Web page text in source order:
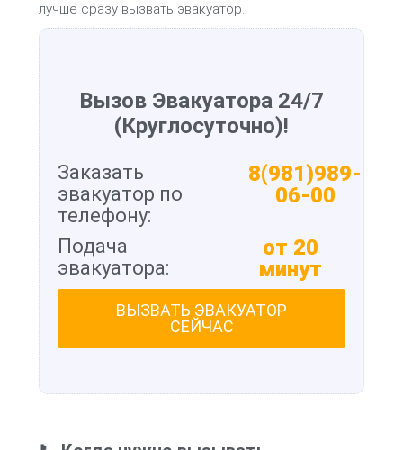
лучше сразу вызвать эвакуатор.
Вызов Эвакуатора 24/7
(Круглосуточно)!
Заказать
эвакуатор по
телефону:
8(981)989-
06-00
Подача
эвакуатора:
от 20
минут
ВЫЗВАТЬ ЭВАКУАТОР
СЕЙЧАС